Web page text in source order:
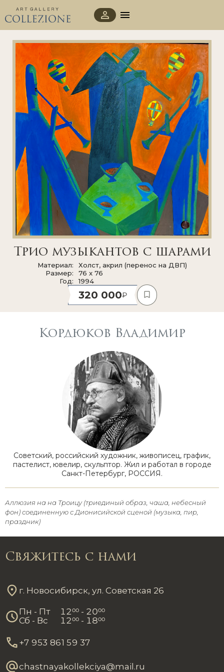
Трио музыкантов с шарами
Материал
Холст, акрил (перенос на ДВП)
Размер
76 x 76
Год
1994
320 000
Кордюков Владимир
Советский, российский художник, живописец, график,
пастелист, ювелир, скульптор. Жил и работал в городе
Санкт-Петербург, РОССИЯ.
Аллюзия на на Троицу (триединый образ, чаша, небесный
фон) соединенную с Дионисийской сценой (музыка, пир,
праздник)
Свяжитесь с нами
г. Новосибирск, ул. Советская 26
Пн - Пт 1200 - 2000
Сб - Вс
1200 - 1800
+7 953 861 59 37
chastnayakollekciya@mail.ru